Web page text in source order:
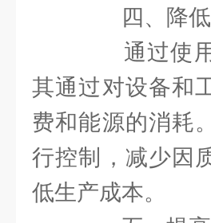
四、降低
通过使用
其通过对设备和
费和能源的消耗
行控制，减少因
低生产成本。